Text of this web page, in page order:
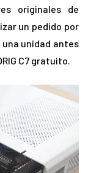
originales de
un pedido por
unidad antes
C7 gratuito.